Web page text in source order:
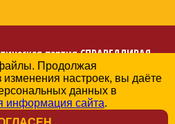
партияСПРАВЕДЛИВАЯ
РОССИЯ
в Чувашской Республике
2026
персональных данных
Продолжая
изменения настроек, вы даёте
данных в
информация сайта.